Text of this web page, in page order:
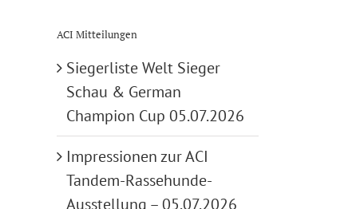
ACI Mitteilungen
Siegerliste Welt Sieger
Schau & German
Champion Cup 05.07.2026
Impressionen zur ACI
Tandem-Rassehunde-
Ausstellung – 05.07.2026